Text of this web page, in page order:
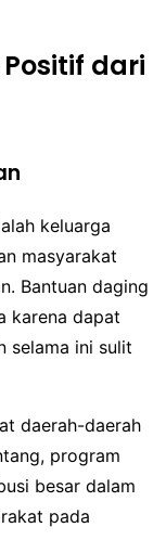
dari
keluarga
masyarakat
Bantuan daging
karena dapat
selama ini sulit
daerah-daerah
program
besar dalam
pada